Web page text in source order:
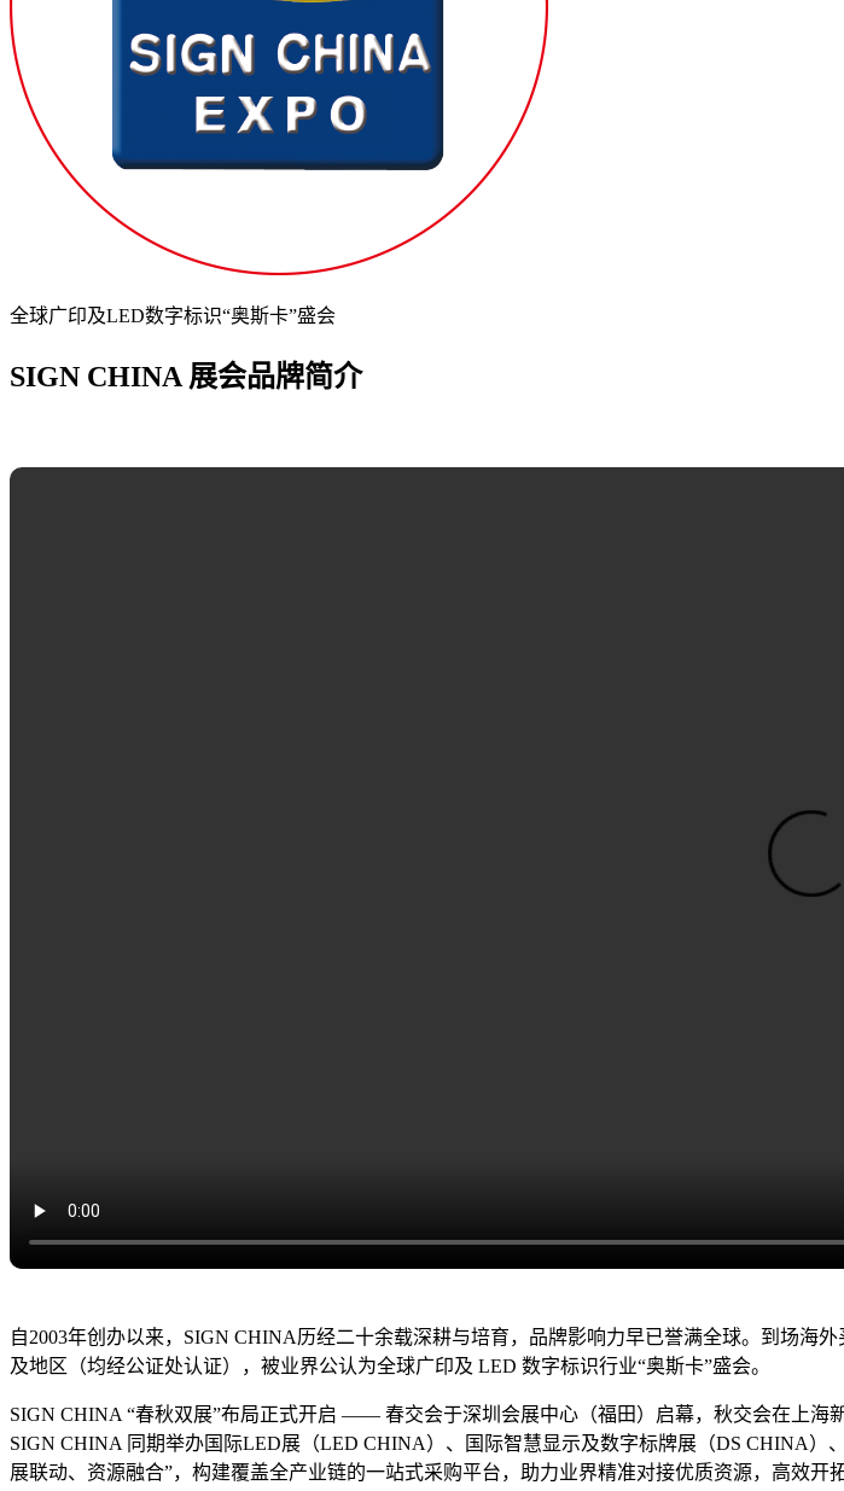
全球广印及LED数字标识“奥斯卡”盛会
SIGN CHINA 展会品牌简介
自2003年创办以来，SIGN CHINA历经二十余载深耕与培育，品牌影响力早已誉满全球。到场海
及地区（均经公证处认证），被业界公认为全球广印及 LED 数字标识行业“奥斯卡”盛会。
SIGN CHINA “春秋双展”布局正式开启 —— 春交会于深圳会展中心（福田）启幕，秋交会在上海
SIGN CHINA 同期举办国际LED展（LED CHINA）、国际智慧显示及数字标牌展（DS CHINA）
展联动、资源融合”，构建覆盖全产业链的一站式采购平台，助力业界精准对接优质资源，高效开